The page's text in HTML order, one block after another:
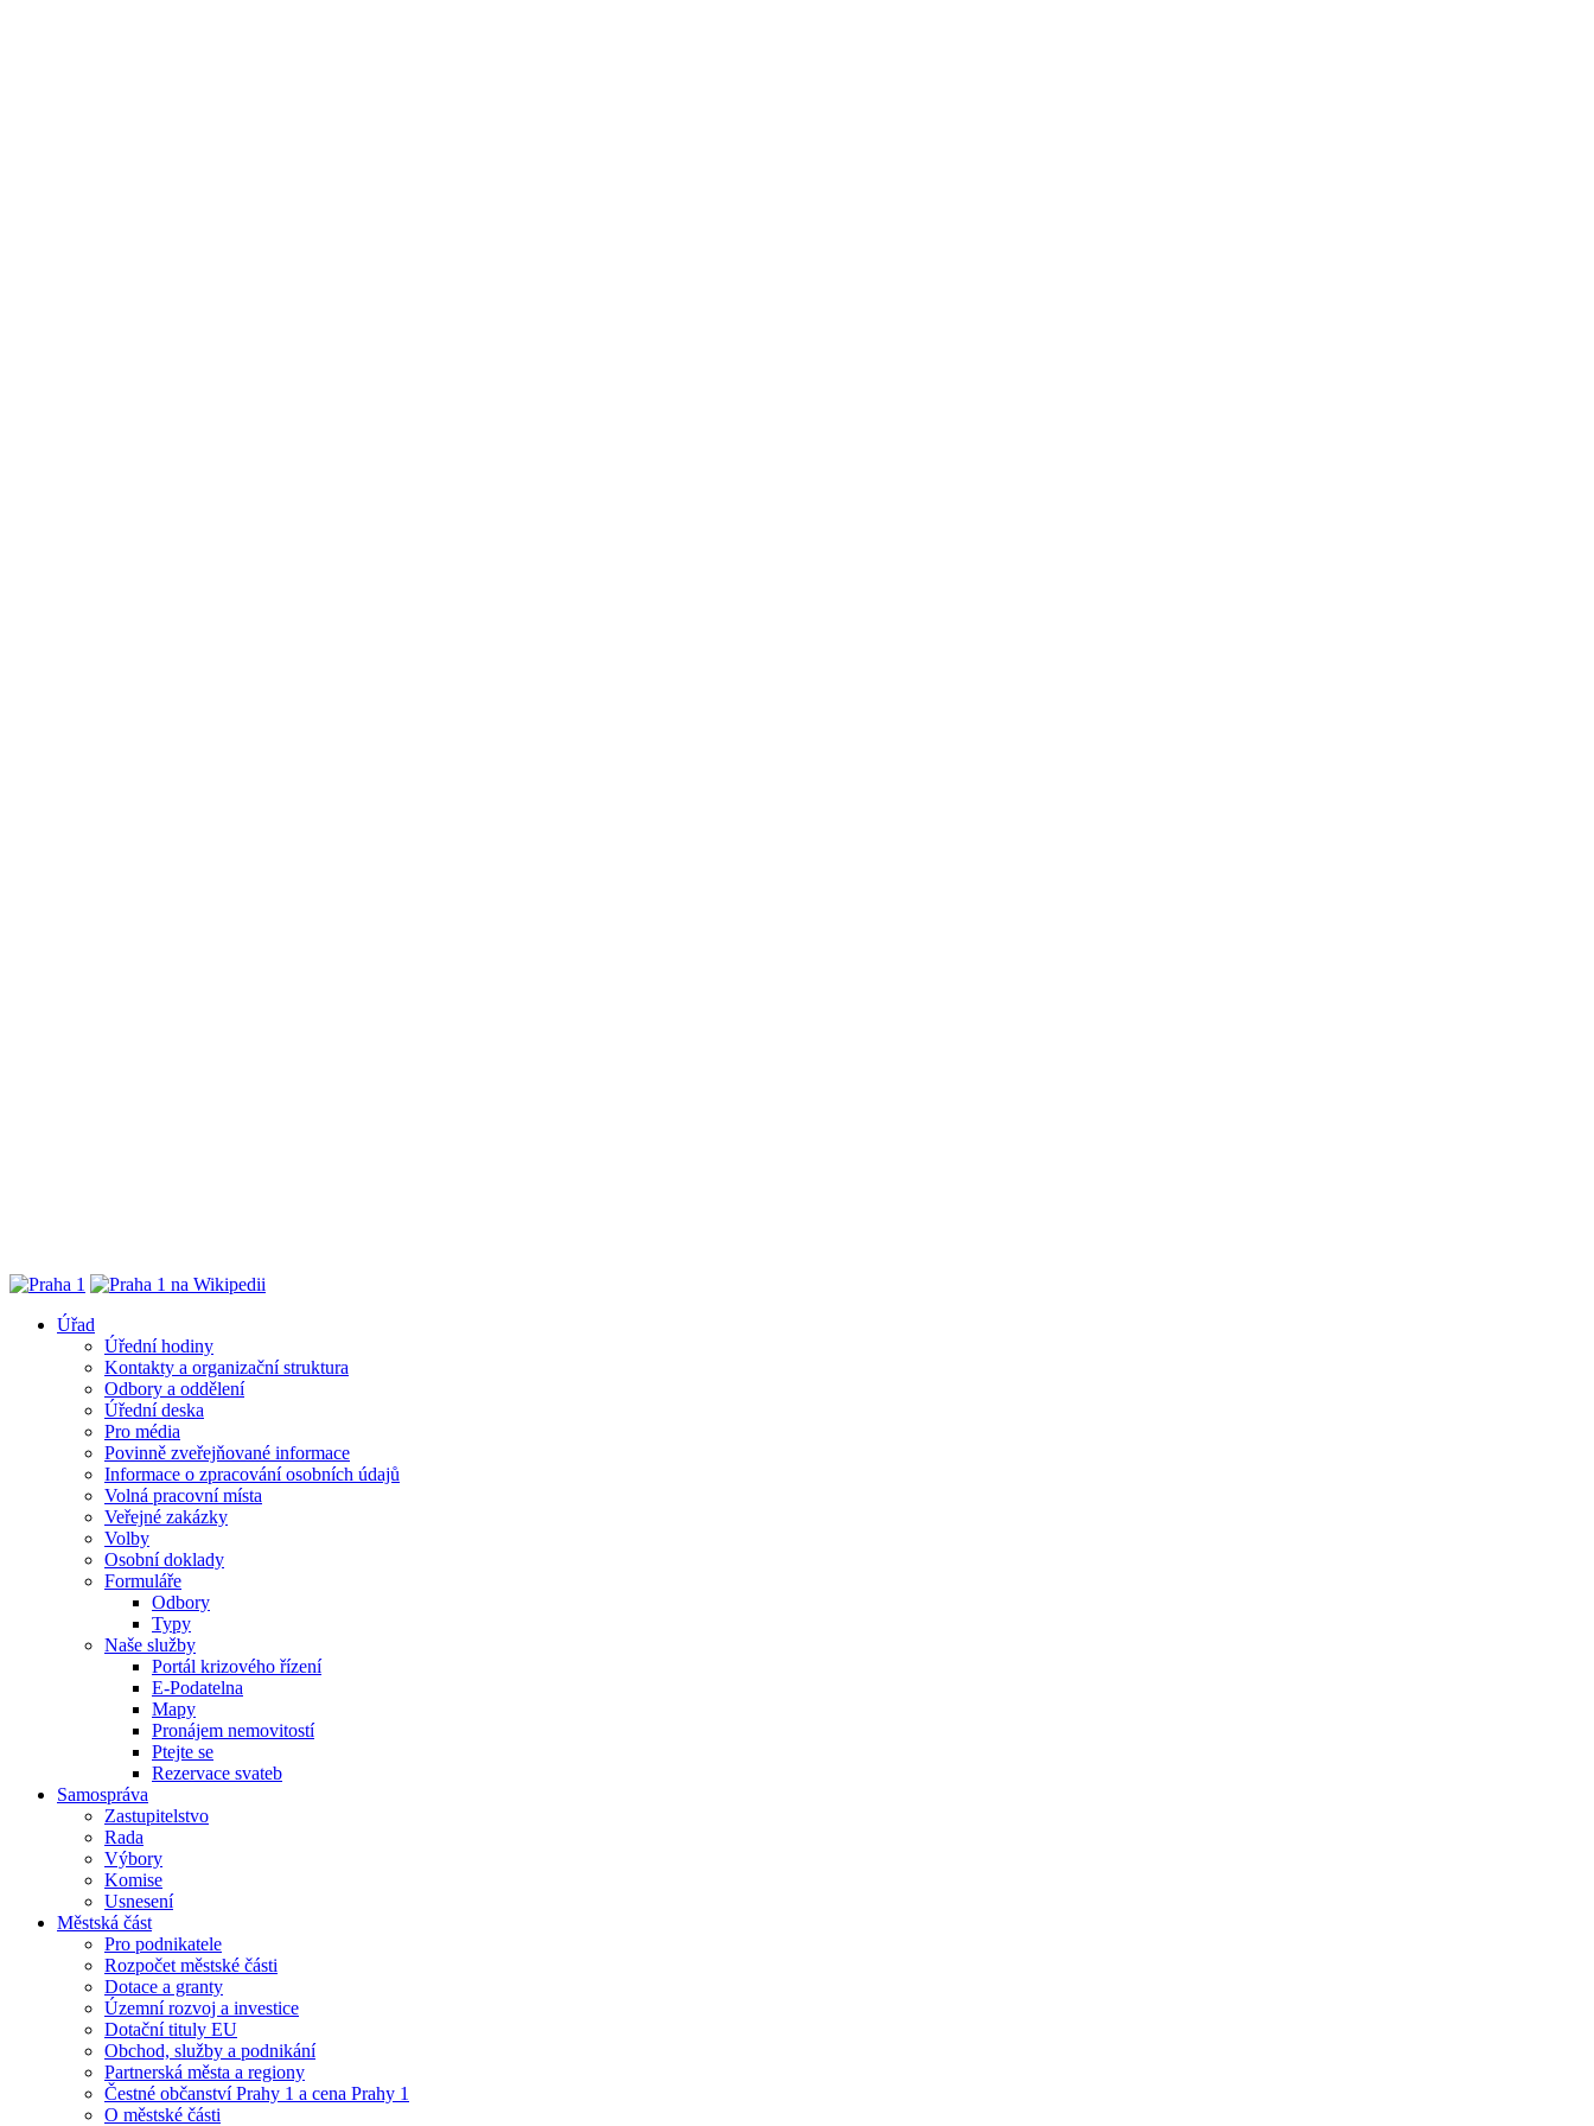
Úřad
Úřední hodiny
Kontakty a organizační struktura
Odbory a oddělení
Úřední deska
Pro média
Povinně zveřejňované informace
Informace o zpracování osobních údajů
Volná pracovní místa
Veřejné zakázky
Volby
Osobní doklady
Formuláře
Odbory
Typy
Naše služby
Portál krizového řízení
E-Podatelna
Mapy
Pronájem nemovitostí
Ptejte se
Rezervace svateb
Samospráva
Zastupitelstvo
Rada
Výbory
Komise
Usnesení
Městská část
Pro podnikatele
Rozpočet městské části
Dotace a granty
Územní rozvoj a investice
Dotační tituly EU
Obchod, služby a podnikání
Partnerská města a regiony
Čestné občanství Prahy 1 a cena Prahy 1
O městské části